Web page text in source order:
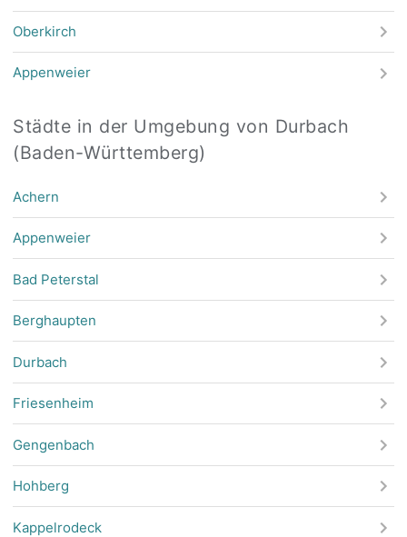
Oberkirch
Appenweier
Städte in der Umgebung von Durbach
(Baden-Württemberg)
Achern
Appenweier
Bad Peterstal
Berghaupten
Durbach
Friesenheim
Gengenbach
Hohberg
Kappelrodeck